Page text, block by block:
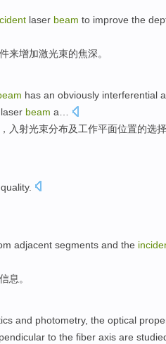
laser beam to improve the
来增加激光束的焦深。
has an obviously interferential
laser beam a…
， 入射光束分布及工作平面位置的选
quality.
adjacent segments and the
信息。
and photometry, the optical
to the fiber axis are